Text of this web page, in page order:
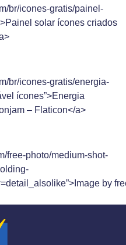
br/icones-gratis/painel-
solar ícones criados
br/icones-gratis/energia-
ícones”>Energia
– Flaticon</a>
free-photo/medium-shot-
by